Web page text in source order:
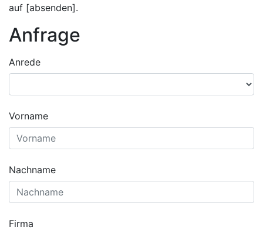
auf [absenden].
Anfrage
Anrede
Vorname
Nachname
Firma